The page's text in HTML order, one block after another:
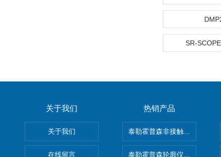
SR-
关于我们
关于我们
在线留言
热销产品
泰勒霍普森非接触式轮廓仪
泰勒霍普森轮廓仪|TAYLOR